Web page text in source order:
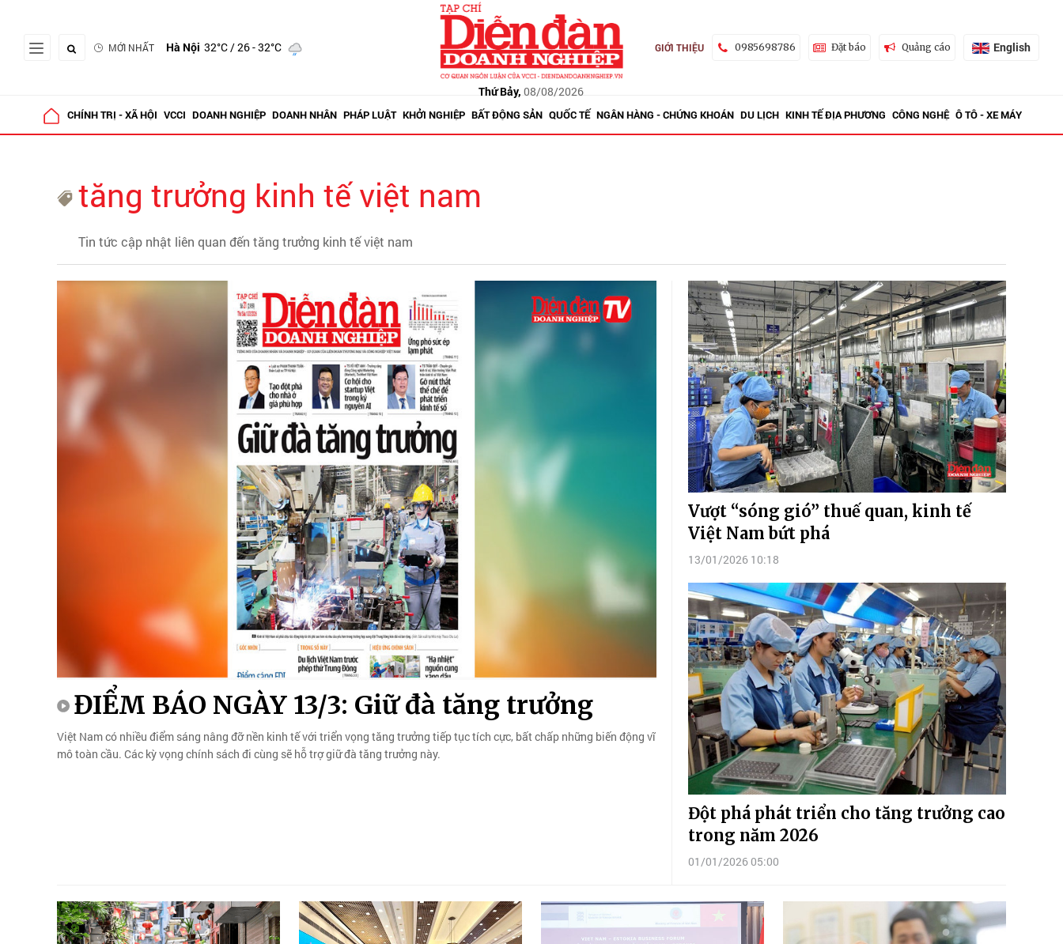
MỚI NHẤT Hà Nội 32°C/ 26 - 32°C
Thứ Bảy, 08/08/2026
GIỚI THIỆU 0985698786 Đặt báo Quảng cáo English
CHÍNH TRỊ - XÃ HỘI VCCI DOANH NGHIỆP DOANH NHÂN PHÁP LUẬT KHỞI NGHIỆP BẤT ĐỘNG SẢN QUỐC TẾ NGÂN HÀNG - CHỨNG KHOÁN DU LỊCH KINH TẾ ĐỊA PHƯƠNG CÔNG NGHỆ Ô TÔ - XE MÁY
tăng trưởng kinh tế việt nam
Tin tức cập nhật liên quan đến tăng trưởng kinh tế việt nam
ĐIỂM BÁO NGÀY 13/3: Giữ đà tăng trưởng
Việt Nam có nhiều điểm sáng nâng đỡ nền kinh tế với triển vọng tăng trưởng tiếp tục tích cực, bất chấp những biến động vĩ
mô toàn cầu. Các kỳ vọng chính sách đi cùng sẽ hỗ trợ giữ đà tăng trưởng này.
Vượt “sóng gió” thuế quan, kinh tế
Việt Nam bứt phá
13/01/2026 10:18
Đột phá phát triển cho tăng trưởng cao
trong năm 2026
01/01/2026 05:00